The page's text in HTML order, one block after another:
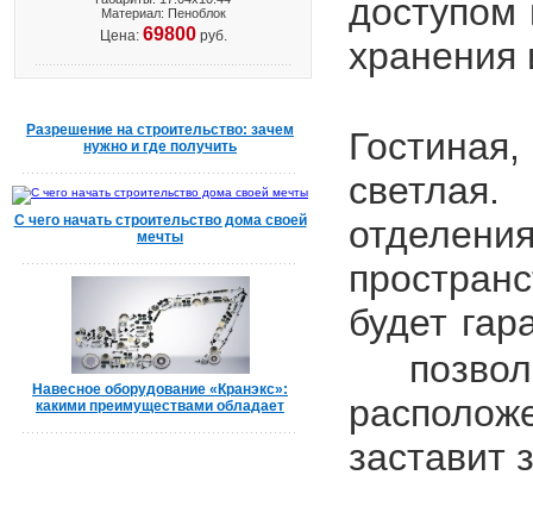
Материал: Пеноблок
Цена: 69800руб.
Разрешение на строительство: зачем
нужно и где получить
С чего начать строительство дома своей
мечты
Навесное оборудование «Кранэкс»:
какими преимуществами обладает
хранения
будет
заставит